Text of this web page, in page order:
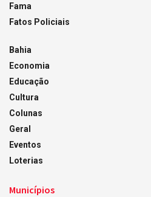
Fama
Fatos Policiais
Bahia
Economia
Educação
Cultura
Colunas
Geral
Eventos
Loterias
Municípios